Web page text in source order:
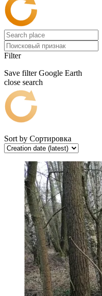
Filter
Save filter Google Earth
close search
Sort by Сортировка